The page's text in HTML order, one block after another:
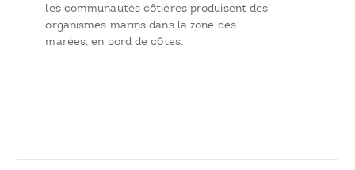
les communautés côtières produisent des
organismes marins dans la zone des
marées, en bord de côtes.